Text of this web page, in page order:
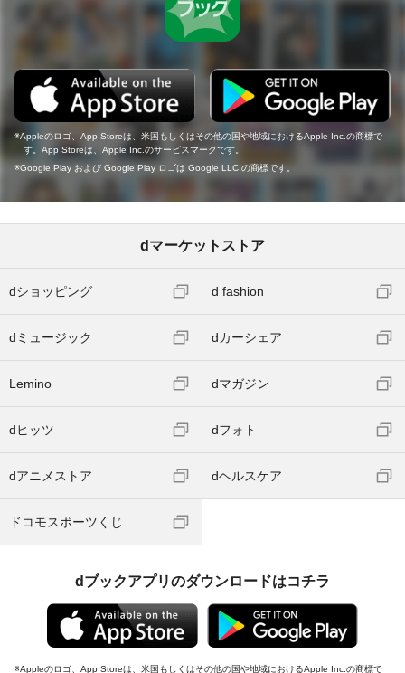
Appleのロゴ、App Storeは、米国もしくはその他の国や地域におけるApple Inc.の商標で
す。App Storeは、Apple Inc.のサービスマークです。
Google Play および Google Play ロゴは Google LLC の商標です。
dマーケットストア
dショッピング d fashion
dミュージック dカーシェア
Lemino dマガジン
dヒッツ dフォト
dアニメストア dヘルスケア
ドコモスポーツくじ
dブックアプリのダウンロードはコチラ
Appleのロゴ、App Storeは、米国もしくはその他の国や地域におけるApple Inc.の商標で